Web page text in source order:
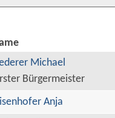
Michael
Bürgermeister
Anja